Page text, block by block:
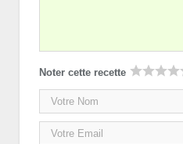
Noter cette recette